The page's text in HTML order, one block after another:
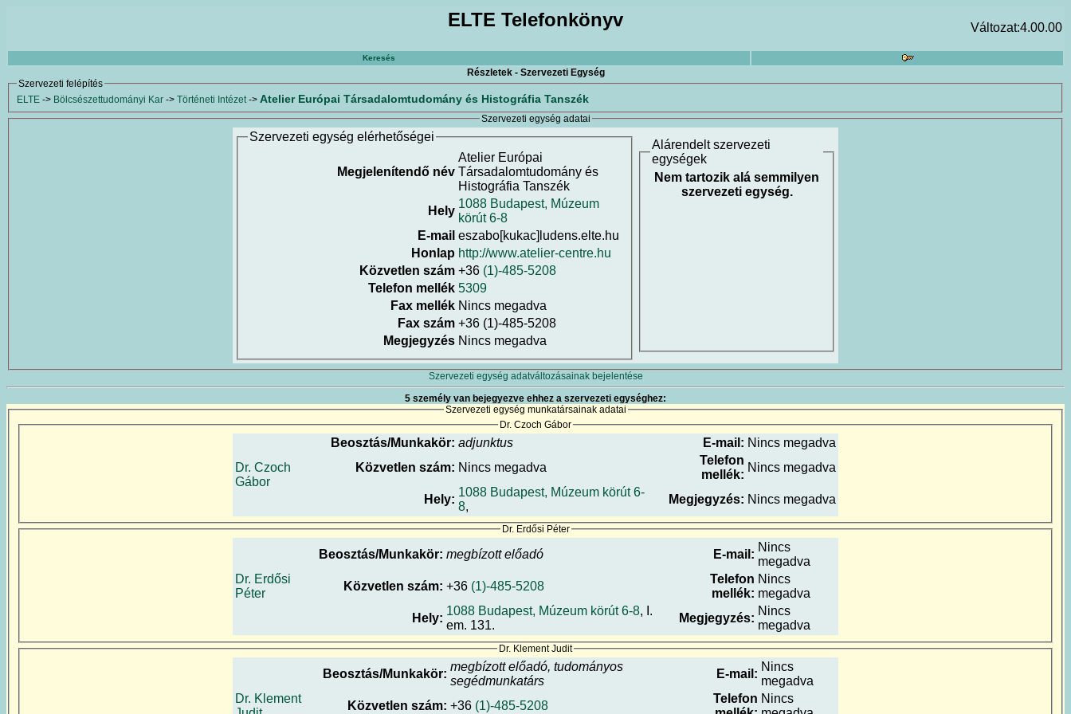
ELTE Telefonkönyv Változat:4.00.00
Keresés
Részletek - Szervezeti Egység
Szervezeti felépítés
ELTE -> Bölcsészettudományi Kar -> Történeti Intézet-> Atelier Európai Társadalomtudomány és Histográfia Tanszék
Szervezeti egység adatai
Szervezeti egység elérhetőségei
Megjelenítendő név
Atelier Európai
Társadalomtudomány és
Histográfia Tanszék
Hely
1088 Budapest, Múzeum
körút 6-8
E-mail eszabo[kukac]ludens.elte.hu
Honlap http://www.atelier-centre.hu
Közvetlen szám +36 (1)-485-5208
Telefon mellék 5309
Fax mellék Nincs megadva
Fax szám +36 (1)-485-5208
Megjegyzés Nincs megadva
Alárendelt szervezeti
egységek
Nem tartozik alá semmilyen
szervezeti egység.
Szervezeti egység adatváltozásainak bejelentése
5 személy van bejegyezve ehhez a szervezeti egységhez:
Szervezeti egység munkatársainak adatai
Dr. Czoch Gábor
Dr. Czoch
Gábor
Beosztás/Munkakör: adjunktus E-mail: Nincs megadva
Közvetlen szám: Nincs megadva
Telefon
mellék:
Nincs megadva
Hely:
1088 Budapest, Múzeum körút 6-
8,
Megjegyzés: Nincs megadva
Dr. Erdősi Péter
Dr. Erdősi
Péter
Beosztás/Munkakör: megbízott előadó E-mail:
Nincs
megadva
Közvetlen szám: +36 (1)-485-5208
Telefon
mellék:
Nincs
megadva
Hely:
1088 Budapest, Múzeum körút 6-8, I.
em. 131.
Megjegyzés:
Nincs
megadva
Dr. Klement Judit
Dr. Klement
Beosztás/Munkakör:
megbízott előadó, tudományos
segédmunkatárs
E-mail:
Nincs
megadva
Közvetlen szám: +36 (1)-485-5208
Telefon Nincs